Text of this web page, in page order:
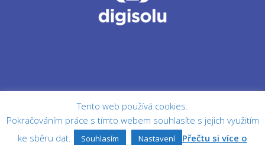
Tento web používá cookies.
Pokračováním práce s tímto webem souhlasíte s jejich využitím
ke sběru dat.
Souhlasím Nastavení Přečtu si více o